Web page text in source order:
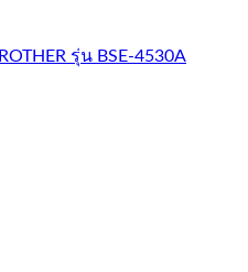
รุ่น BSE-4530A